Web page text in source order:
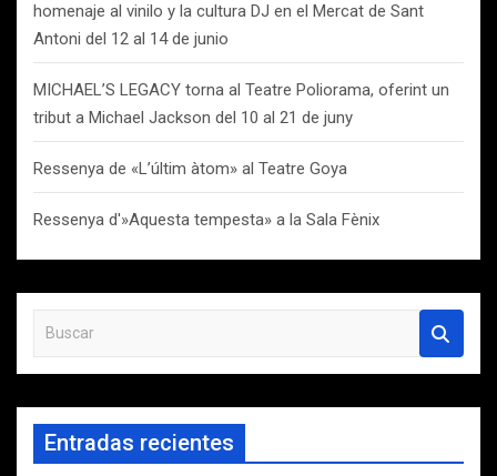
homenaje al vinilo y la cultura DJ en el Mercat de Sant
Antoni del 12 al 14 de junio
MICHAEL’S LEGACY torna al Teatre Poliorama, oferint un
tribut a Michael Jackson del 10 al 21 de juny
Ressenya de «L’últim àtom» al Teatre Goya
Ressenya d'»Aquesta tempesta» a la Sala Fènix
s
c
r
Entradas recientes